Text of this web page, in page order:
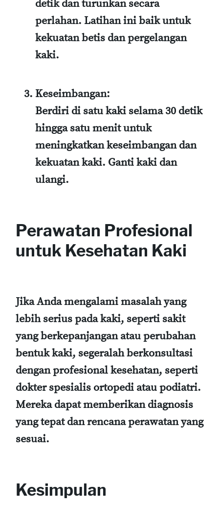
detik dan turunkan secara
perlahan. Latihan ini baik untuk
kekuatan betis dan pergelangan
kaki.
Keseimbangan:
Berdiri di satu kaki selama 30 detik
hingga satu menit untuk
meningkatkan keseimbangan dan
kekuatan kaki. Ganti kaki dan
ulangi.
Perawatan Profesional
untuk Kesehatan Kaki
Jika Anda mengalami masalah yang
lebih serius pada kaki, seperti sakit
yang berkepanjangan atau perubahan
bentuk kaki, segeralah berkonsultasi
dengan profesional kesehatan, seperti
dokter spesialis ortopedi atau podiatri.
Mereka dapat memberikan diagnosis
yang tepat dan rencana perawatan yang
sesuai.
Kesimpulan